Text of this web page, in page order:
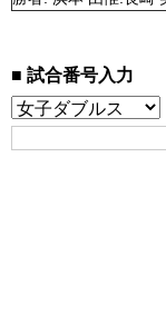
試合番号入力